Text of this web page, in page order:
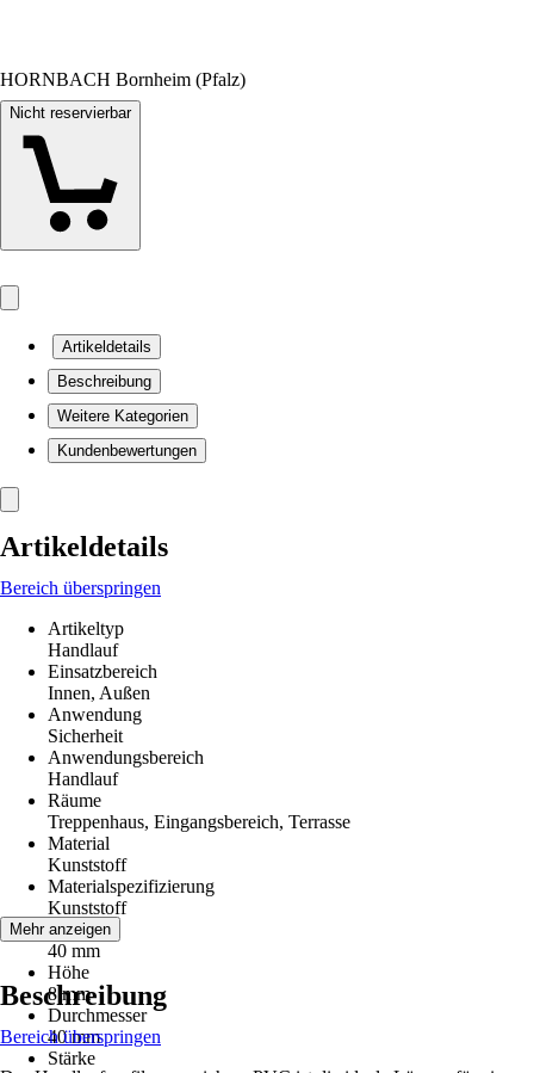
HORNBACH Bornheim (Pfalz)
Nicht reservierbar
Artikeldetails
Beschreibung
Weitere Kategorien
Kundenbewertungen
Artikeldetails
Bereich überspringen
Artikeltyp
Handlauf
Einsatzbereich
Innen, Außen
Anwendung
Sicherheit
Anwendungsbereich
Handlauf
Räume
Treppenhaus, Eingangsbereich, Terrasse
Material
Kunststoff
Materialspezifizierung
Kunststoff
Breite
40 mm
Höhe
8 mm
Durchmesser
40 mm
Stärke
Mehr anzeigen
Beschreibung
Bereich überspringen